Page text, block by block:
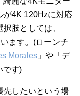
が4K 120Hzに対応
肢としては、
ます。(ローンチ
Morales 」や「デ
です)
先したいという場